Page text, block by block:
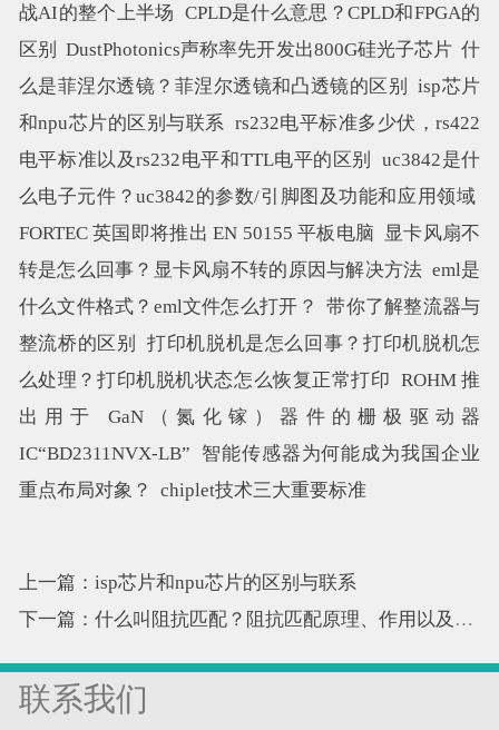
战AI的整个上半场 CPLD是什么意思？CPLD和FPGA的
区别
DustPhotonics声称率先开发出800G硅光子芯片 什
么是菲涅尔透镜？菲涅尔透镜和凸透镜的区别
isp芯片
和npu芯片的区别与联系 rs232电平标准多少伏，rs422
电平标准以及rs232电平和TTL电平的区别
uc3842是什
么电子元件？uc3842的参数/引脚图及功能和应用领域
FORTEC 英国即将推出 EN 50155 平板电脑
显卡风扇不
转是怎么回事？显卡风扇不转的原因与解决方法 eml是
什么文件格式？eml文件怎么打开？
带你了解整流器与
整流桥的区别
打印机脱机是怎么回事？打印机脱机怎
么处理？打印机脱机状态怎么恢复正常打印 ROHM 推
出用于 GaN（氮化镓）器件的栅极驱动器
IC“BD2311NVX-LB”
智能传感器为何能成为我国企业
重点布局对象？
chiplet技术三大重要标准
上一篇：isp芯片和npu芯片的区别与联系
下一篇：什么叫阻抗匹配？阻抗匹配原理、作用以及计算公式
联系我们